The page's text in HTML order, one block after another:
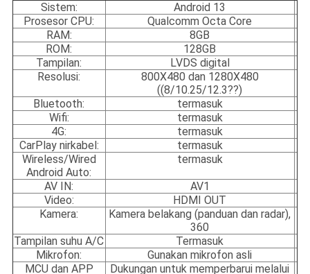
Sistem:
Android 13
Prosesor CPU:
Qualcomm Octa Core
RAM:
8GB
ROM:
128GB
Tampilan:
LVDS digital
Resolusi:
800X480 dan 1280X480
((8/10.25/12.3??)
Bluetooth:
termasuk
Wifi:
termasuk
4G:
termasuk
CarPlay nirkabel:
termasuk
Wireless/Wired
Android Auto:
termasuk
AV IN:
AV1
Video:
HDMI OUT
Kamera:
Kamera belakang (panduan dan radar),
360
Tampilan suhu A/C
Termasuk
Mikrofon:
Gunakan mikrofon asli
MCU dan APP
Dukungan untuk memperbarui melalui